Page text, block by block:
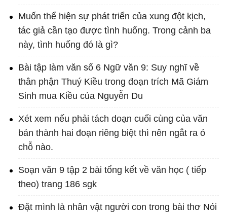
Muốn thể hiện sự phát triển của xung đột kịch,
tác giả cần tạo được tình huống. Trong cảnh ba
này, tình huống đó là gì?
Bài tập làm văn số 6 Ngữ văn 9: Suy nghĩ về
thân phận Thuý Kiều trong đoạn trích Mã Giám
Sinh mua Kiều của Nguyễn Du
Xét xem nếu phải tách doạn cuối cùng của văn
bản thành hai đoạn riêng biệt thì nên ngắt ra ỏ
chỗ nào.
Soạn văn 9 tập 2 bài tổng kết về văn học ( tiếp
theo) trang 186 sgk
Đặt mình là nhân vật người con trong bài thơ Nói